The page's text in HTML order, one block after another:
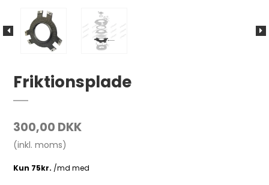
Friktionsplade
300,00 DKK
(inkl. moms)